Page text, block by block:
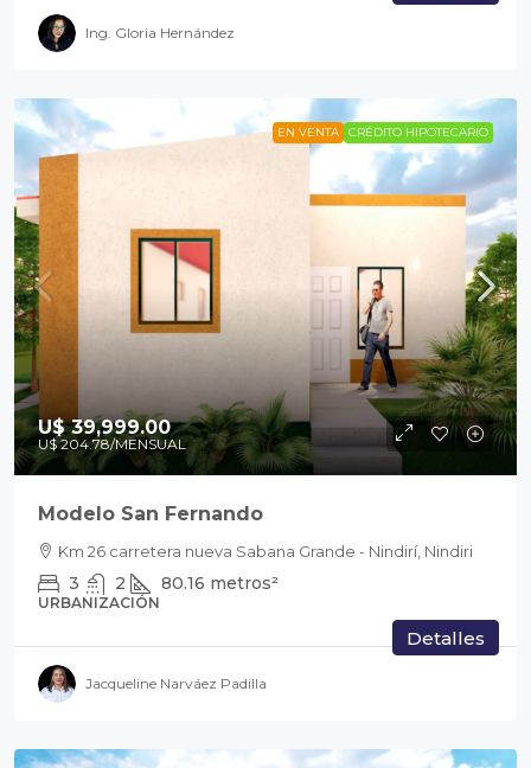
Ing. Gloria Hernández
EN VENTA CRÉDITO HIPOTECARIO
U$ 39,999.00
U$ 204.78/MENSUAL
Modelo San Fernando
Km 26 carretera nueva Sabana Grande - Nindirí, Nindiri
3 2 80.16 metros²
URBANIZACIÓN
Detalles
Jacqueline Narváez Padilla